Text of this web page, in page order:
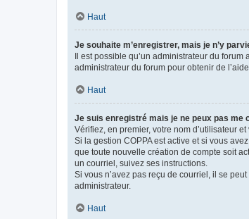
Haut
Je souhaite m’enregistrer, mais je n’y
Il est possible qu’un administrateur du
administrateur du forum pour obtenir de l’aide.
Haut
Je suis enregistré mais je ne peux pas me
Vérifiez, en premier, votre nom d’utilisateur
Si la gestion COPPA est active et si vous
que toute nouvelle création de compte soit
un courriel, suivez ses instructions.
Si vous n’avez pas reçu de courriel, il se
administrateur.
Haut